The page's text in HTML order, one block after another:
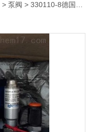
>泵阀 > 330110-8德国RICKMEIER泵